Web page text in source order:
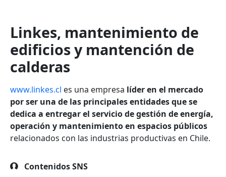
Linkes, mantenimiento de
edificios y mantención de
calderas
www.linkes.cl es una empresa líder en el mercado
por ser una de las principales entidades que se
dedica a entregar el servicio de gestión de energía,
operación y mantenimiento en espacios públicos
relacionados con las industrias productivas en Chile.
Contenidos SNS